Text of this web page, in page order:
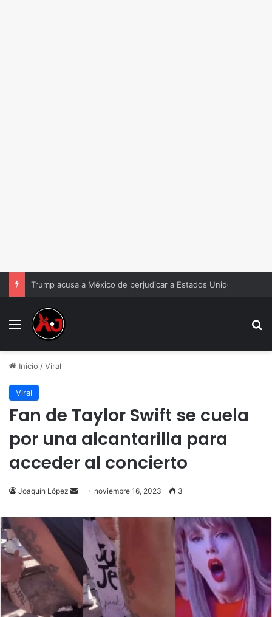
Menu
Inicio /Viral
Viral
Fan de Taylor Swift se cuela
por una alcantarilla para
acceder al concierto
Joaquín López
Send
email
noviembre 16, 2023 3